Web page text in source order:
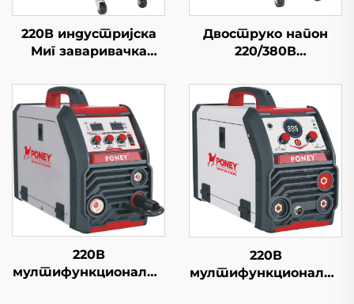
220В индустријска
Миг заваривачка
мултифункционална
Миг/Маг заваривачка
машина за гасни
штит
Двоструко напон
220/380В
Миг машина за
заваривање Миг-250
Двоструко импулсна
дигитална контрола
Синергична машина
за заваривање
220В
мултифункционални
220В
мултифункционални